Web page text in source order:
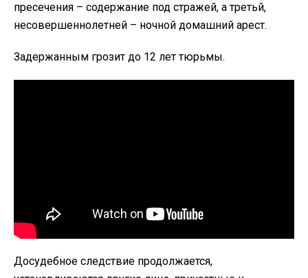
пресечения – содержание под стражей, а третьй,
несовершеннолетней – ночной домашний арест.
Задержанным грозит до 12 лет тюрьмы.
Досудебное следствие продолжается,